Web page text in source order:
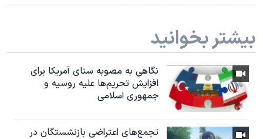
بیشتر بخوانید
نگاهی به مصوبه سنای آمریکا برای
افزایش تحریم‌ها علیه روسیه و
جمهوری اسلامی
تجمع‌های اعتراضی بازنشستگان در